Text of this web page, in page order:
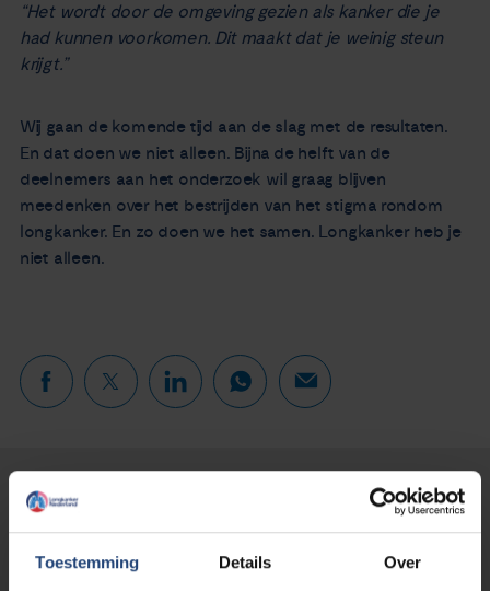
Toestemming Details Over
“Het wordt door de omgeving gezien als kanker die je
had kunnen voorkomen. Dit maakt dat je weinig steun
krijgt.”
Wij gaan de komende tijd aan de slag met de resultaten.
En dat doen we niet alleen. Bijna de helft van de
deelnemers aan het onderzoek wil graag blijven
meedenken over het bestrijden van het stigma rondom
longkanker. En zo doen we het samen. Longkanker heb je
niet alleen.
Lees verder...